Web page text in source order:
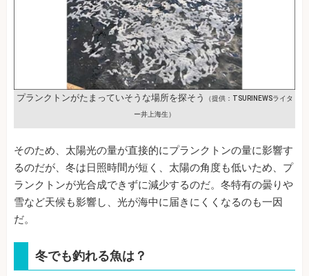
プランクトンがたまっていそうな場所を探そう （提供：TSURINEWSライタ
ー井上海生）
そのため、太陽光の量が直接的にプランクトンの量に影響す
るのだが、冬は日照時間が短く、太陽の角度も低いため、プ
ランクトンが光合成できずに減少するのだ。冬特有の曇りや
雪など天候も影響し、光が海中に届きにくくなるのも一因
だ。
冬でも釣れる魚は？